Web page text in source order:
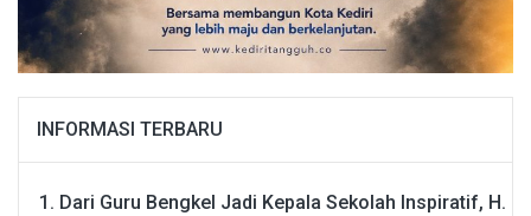
INFORMASI TERBARU
Dari Guru Bengkel Jadi Kepala Sekolah Inspiratif, H.